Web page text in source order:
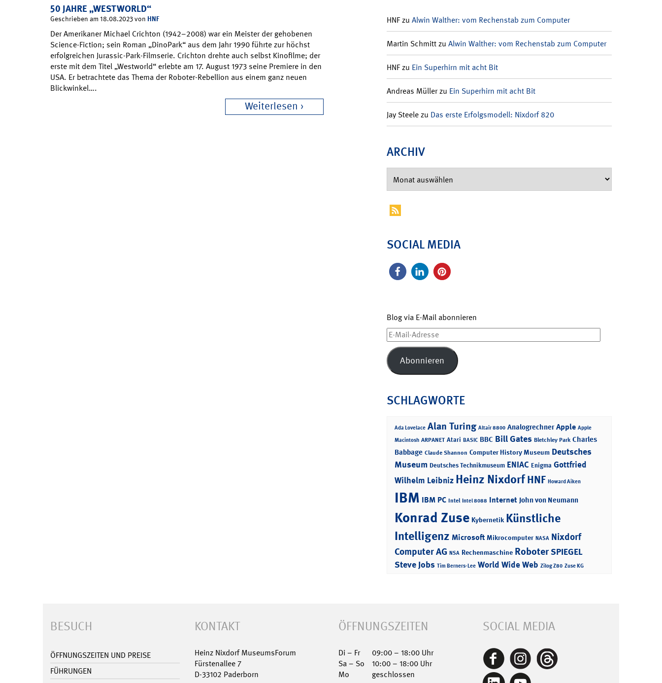
50 JAHRE „WESTWORLD“
Geschrieben am 18.08.2023 von HNF
Der Amerikaner Michael Crichton (1942–2008) war ein Meister der gehobenen
Science-Fiction; sein Roman „DinoPark“ aus dem Jahr 1990 führte zur höchst
erfolgreichen Jurassic-Park-Filmserie. Crichton drehte auch selbst Kinofilme; der
erste mit dem Titel „Westworld“ erlebte am 17. August 1973 seine Premiere in den
USA. Er betrachtete das Thema der Roboter-Rebellion aus einem ganz neuen
Blickwinkel….
Weiterlesen
HNFzu Alwin Walther: vom Rechenstab zum Computer
Martin Schmittzu Alwin Walther: vom Rechenstab zum Computer
HNFzu Ein Superhirn mit acht Bit
Andreas Müllerzu Ein Superhirn mit acht Bit
Jay Steelezu Das erste Erfolgsmodell: Nixdorf 820
ARCHIV
SOCIAL MEDIA
Blog via E-Mail abonnieren
E-
Mail-
Adresse
Abonnieren
SCHLAGWORTE
Ada Lovelace Alan Turing Altair 8800 Analogrechner Apple Apple
Macintosh ARPANET Atari BASIC BBC Bill Gates Bletchley Park Charles
Babbage Claude Shannon Computer History Museum Deutsches
Museum Deutsches Technikmuseum ENIAC Enigma Gottfried
Wilhelm Leibniz Heinz NixdorfHNF Howard Aiken
IBM IBM PC Intel Intel 8088 Internet John von Neumann
Konrad Zuse Kybernetik Künstliche
Intelligenz Microsoft Mikrocomputer NASA Nixdorf
Computer AG NSA Rechenmaschine RoboterSPIEGEL
Steve Jobs Tim Berners-Lee World Wide Web Zilog Z80 Zuse KG
BESUCH
ÖFFNUNGSZEITEN UND PREISE
FÜHRUNGEN
KONTAKT
Heinz Nixdorf MuseumsForum
Fürstenallee 7
D-33102 Paderborn
ÖFFNUNGSZEITEN
Di – Fr
09:00 – 18:00 Uhr
Sa – So
10:00 – 18:00 Uhr
Mo
geschlossen
SOCIAL MEDIA